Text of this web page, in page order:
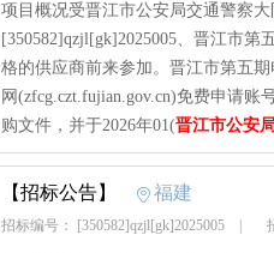
项目概况受晋江市公安局交通警察
[350582]qzjl[gk]2025005、晋江市
格的供应商前来参加。晋江市第五
网(zfcg.czt.fujian.gov.cn)免费申请
购文件，并于2026年01(晋江市公安
【招标公告】 福建
招标编号： [350582]qzjl[gk]2025005